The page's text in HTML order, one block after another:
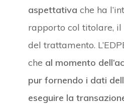
aspettativa che ha
rapporto col titolare,
del trattamento.
che al momento
pur fornendo i dati
eseguire la